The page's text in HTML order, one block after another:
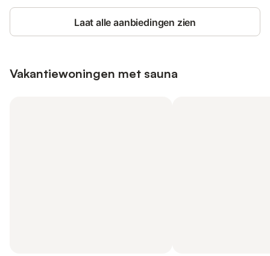
Laat alle aanbiedingen zien
Vakantiewoningen met sauna